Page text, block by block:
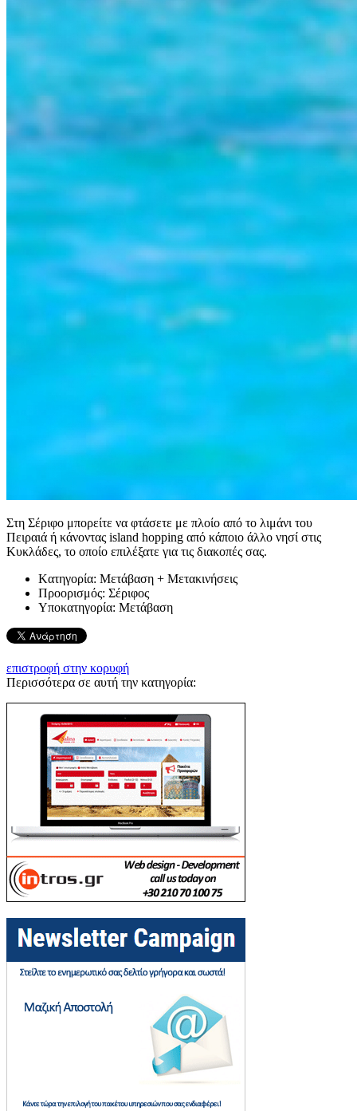
Στη Σέριφο μπορείτε να φτάσετε με πλοίο από το λιμάνι του
Πειραιά ή κάνοντας island hopping από κάποιο άλλο νησί στις
Κυκλάδες, το οποίο επιλέξατε για τις διακοπές σας.
Kατηγορία: Μετάβαση + Μετακινήσεις
Προορισμός: Σέριφος
Υποκατηγορία: Μετάβαση
επιστροφή στην κορυφή
Περισσότερα σε αυτή την κατηγορία: